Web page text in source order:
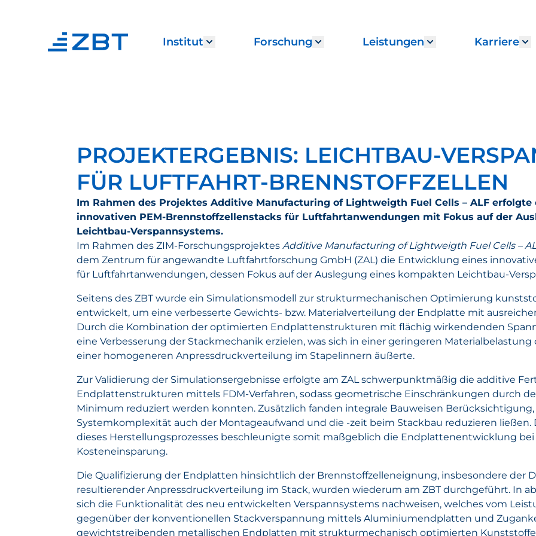
Institut Show submenu for "Institut"
Forschung Show submenu for "Forschung"
Leistungen Show submenu
Karriere
PROJEKTERGEBNIS: LEICHTBAU-
FÜR LUFTFAHRT-BRENNSTOFFZELLEN
Im Rahmen des Projektes Additive Manufacturing of Lightweigth Fuel Cells – ALF
innovativen PEM-Brennstoffzellenstacks für Luftfahrtanwendungen mit Fokus auf der
Leichtbau-Verspannsystems.
Im Rahmen des ZIM-Forschungsprojektes Additive Manufacturing of Lightweigth Fuel Cells –
dem Zentrum für angewandte Luftfahrtforschung GmbH (ZAL) die Entwicklung eines
für Luftfahrtanwendungen, dessen Fokus auf der Auslegung eines kompakten Leichtbau-
Seitens des ZBT wurde ein Simulationsmodell zur strukturmechanischen Optimierung
entwickelt, um eine verbesserte Gewichts- bzw. Materialverteilung der Endplatte mit
Durch die Kombination der optimierten Endplattenstrukturen mit flächig wirkendenden
eine Verbesserung der Stackmechanik erzielen, was sich in einer geringeren
einer homogeneren Anpressdruckverteilung im Stapelinnern äußerte.
Zur Validierung der Simulationsergebnisse erfolgte am ZAL schwerpunktmäßig die additive
Endplattenstrukturen mittels FDM-Verfahren, sodass geometrische Einschränkungen durch
Minimum reduziert werden konnten. Zusätzlich fanden integrale Bauweisen
Systemkomplexität auch der Montageaufwand und die -zeit beim Stackbau reduzieren
dieses Herstellungsprozesses beschleunigte somit maßgeblich die Endplattenentwicklung
Kosteneinsparung.
Die Qualifizierung der Endplatten hinsichtlich der Brennstoffzelleneignung, insbesondere der
resultierender Anpressdruckverteilung im Stack, wurden wiederum am ZBT durchgeführt. In
sich die Funktionalität des neu entwickelten Verspannsystems nachweisen, welches vom
gegenüber der konventionellen Stackverspannung mittels Aluminiumendplatten und
gewichtstreibenden metallischen Endplatten mit strukturmechanisch optimierten